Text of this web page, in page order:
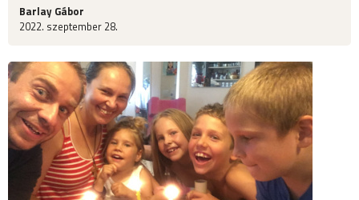
Barlay Gábor
2022. szeptember 28.